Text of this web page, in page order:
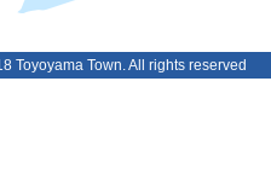
Toyoyama Town. All rights reserved